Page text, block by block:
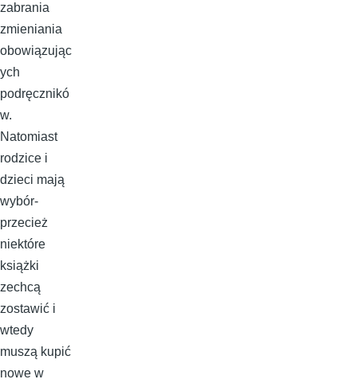
zabrania
zmieniania
obowiązując
ych
podręcznikó
w.
Natomiast
rodzice i
dzieci mają
wybór-
przecież
niektóre
książki
zechcą
zostawić i
wtedy
muszą kupić
nowe w